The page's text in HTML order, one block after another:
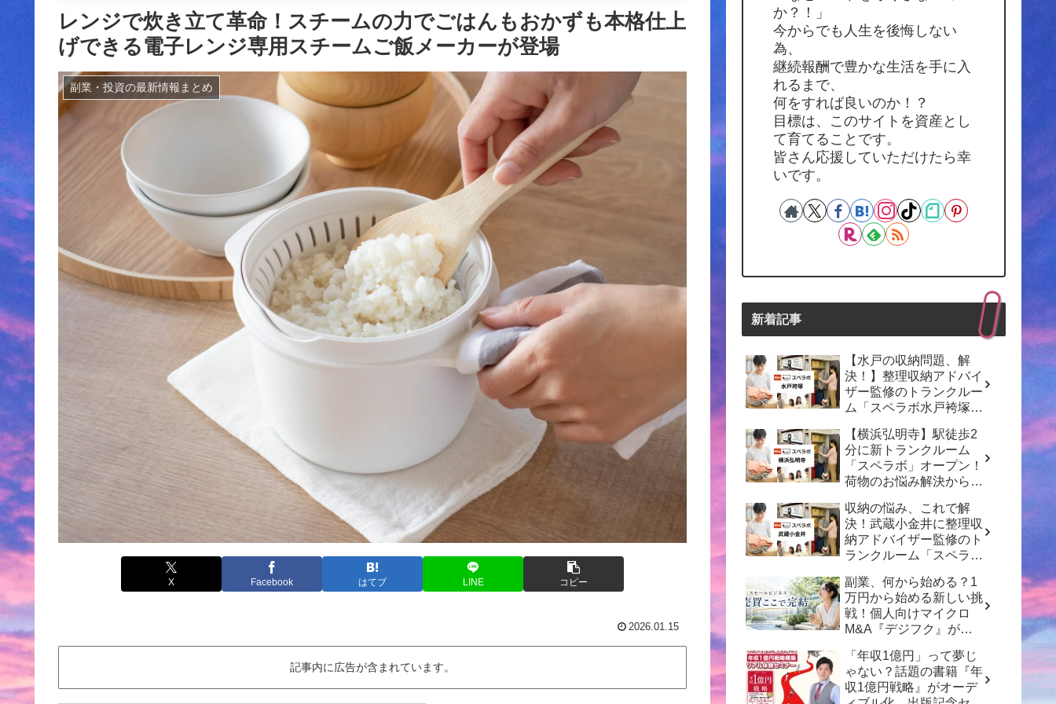
レンジで炊き立て革命！スチームの力でごはんもおかずも本格仕上
げできる電子レンジ専用スチームご飯メーカーが登場
副業・投資の最新情報まとめ
X Facebook はてブ LINE コピー
2026.01.15
記事内に広告が含まれています。
か？！」
今からでも人生を後悔しない
為、
継続報酬で豊かな生活を手に入
れるまで、
何をすれば良いのか！？
目標は、このサイトを資産とし
て育てることです。
皆さん応援していただけたら幸
いです。
新着記事
【水戸の収納問題、解
決！】整理収納アドバイ
ザー監修のトランクルー
ム「スペラボ水戸袴塚
【横浜弘明寺】駅徒歩2
分に新トランクルーム
「スペラボ」オープン！
荷物のお悩み解決から賢
収納の悩み、これで解
決！武蔵小金井に整理収
納アドバイザー監修のト
ランクルーム「スペラ
副業、何から始める？1
万円から始める新しい挑
戦！個人向けマイクロ
M&A『デジフク』が正
「年収1億円」って夢じ
ゃない？話題の書籍『年
収1億円戦略』がオーデ